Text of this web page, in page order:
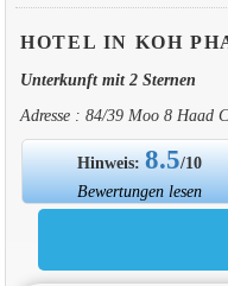
HOTEL IN KOH
Unterkunft mit 2 Sternen
Adresse : 84/39 Moo 8 Haad
Hinweis:8.5/10
Bewertungen lesen